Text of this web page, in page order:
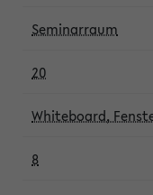
Seminarraum
20
Whiteboard,
8